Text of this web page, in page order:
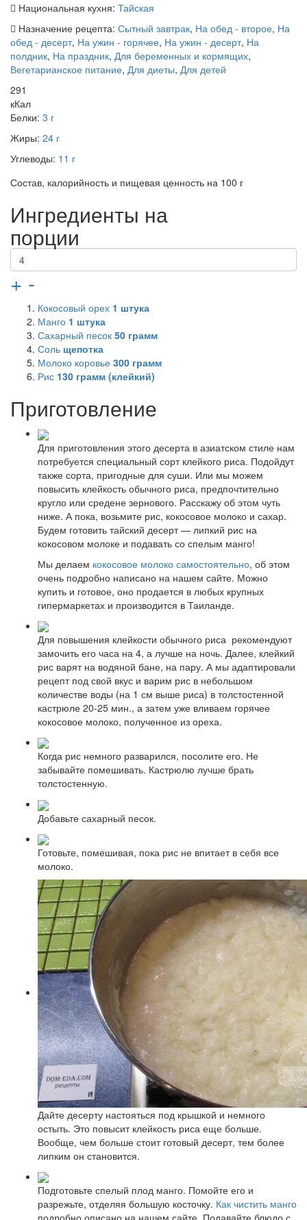
Национальная кухня: Тайская
Назначение рецепта: Сытный завтрак, На обед - второе, На
обед - десерт, На ужин - горячее, На ужин - десерт, На
полдник, На праздник, Для беременных и кормящих,
Вегетарианское питание, Для диеты, Для детей
291
кКал
Белки: 3 г
Жиры: 24 г
Углеводы: 11 г
Состав, калорийность и пищевая ценность на 100 г
Ингредиенты на
порции
+ -
Кокосовый орех 1 штука
Манго 1 штука
Сахарный песок 50 грамм
Соль щепотка
Молоко коровье 300 грамм
Рис 130 грамм (клейкий)
Приготовление
Для приготовления этого десерта в азиатском стиле нам
потребуется специальный сорт клейкого риса. Подойдут
также сорта, пригодные для суши. Или мы можем
повысить клейкость обычного риса, предпочтительно
кругло или средене зернового. Расскажу об этом чуть
ниже. А пока, возьмите рис, кокосовое молоко и сахар.
Будем готовить тайский десерт — липкий рис на
кокосовом молоке и подавать со спелым манго!
Мы делаем кокосовое молоко самостоятельно, об этом
очень подробно написано на нашем сайте. Можно
купить и готовое, оно продается в любых крупных
гипермаркетах и производится в Таиланде.
Для повышения клейкости обычного риса рекомендуют
замочить его часа на 4, а лучше на ночь. Далее, клейкий
рис варят на водяной бане, на пару. А мы адаптировали
рецепт под свой вкус и варим рис в небольшом
количестве воды (на 1 см выше риса) в толстостенной
кастрюле 20-25 мин., а затем уже вливаем горячее
кокосовое молоко, полученное из ореха.
Когда рис немного разварился, посолите его. Не
забывайте помешивать. Кастрюлю лучше брать
толстостенную.
Добавьте сахарный песок.
Готовьте, помешивая, пока рис не впитает в себя все
молоко.
Дайте десерту настояться под крышкой и немного
остыть. Это повысит клейкость риса еще больше.
Вообще, чем больше стоит готовый десерт, тем более
липким он становится.
Подготовьте спелый плод манго. Помойте его и
разрежьте, отделяя большую косточку. Как чистить манго